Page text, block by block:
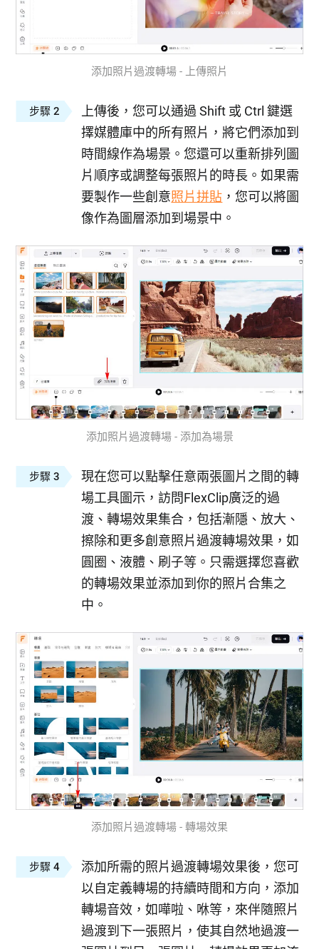
添加照片過渡轉場 - 上傳照片
步驟 2
上傳後，您可以通過 Shift 或 Ctrl 鍵選
擇媒體庫中的所有照片，將它們添加到
時間線作為場景。您還可以重新排列圖
片順序或調整每張照片的時長。如果需
要製作一些創意照片拼貼 ，您可以將圖
像作為圖層添加到場景中。
添加照片過渡轉場 - 添加為場景
步驟 3
現在您可以點擊任意兩張圖片之間的轉
場工具圖示，訪問FlexClip廣泛的過
渡、轉場效果集合，包括漸隱、放大、
擦除和更多創意照片過渡轉場效果，如
圓圈、液體、刷子等。只需選擇您喜歡
的轉場效果並添加到你的照片合集之
中。
添加照片過渡轉場 - 轉場效果
步驟 4
添加所需的照片過渡轉場效果後，您可
以自定義轉場的持續時間和方向，添加
轉場音效，如嘩啦、咻等，來伴隨照片
過渡到下一張照片，使其自然地過渡一